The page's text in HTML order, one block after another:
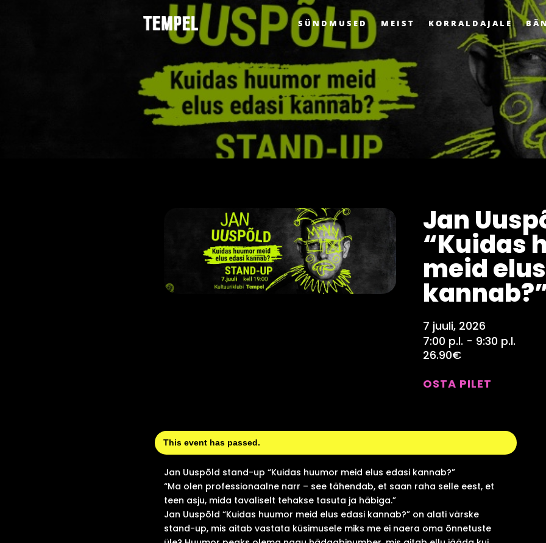
SÜNDMUSED MEIST KORRALDAJALE
Jan
“Kuidas
meid
7 juuli, 2026
7:00 p.l. - 9:30 p.l.
26.90€
OSTA PILET
This event has passed.
Jan Uuspõld stand-up “Kuidas huumor meid elus edasi kannab?”
“Ma olen professionaalne narr – see tähendab, et saan raha selle eest, et
teen asju, mida tavaliselt tehakse tasuta ja häbiga.”
Jan Uuspõld “Kuidas huumor meid elus edasi kannab?” on alati värske
stand-up, mis aitab vastata küsimusele miks me ei naera oma õnnetuste